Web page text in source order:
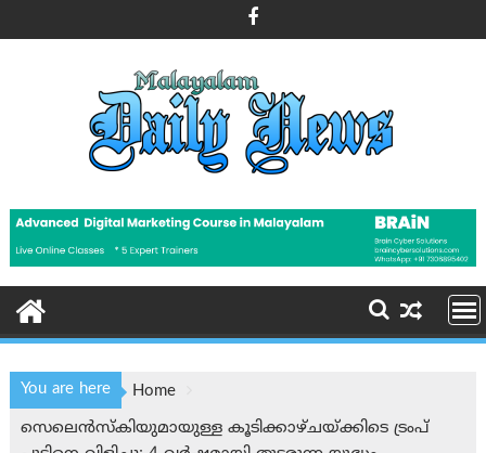
to
You are here
Home
സെലെൻസ്‌കിയുമായുള്ള കൂടിക്കാഴ്ചയ്ക്കിടെ ട്രംപ്